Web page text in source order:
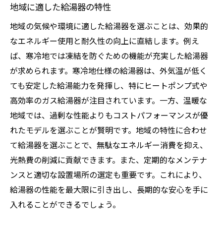
地域に適した給湯器の特性
地域の気候や環境に適した給湯器を選ぶことは、効果的
なエネルギー使用と耐久性の向上に直結します。例え
ば、寒冷地では凍結を防ぐための機能が充実した給湯器
が求められます。寒冷地仕様の給湯器は、外気温が低く
ても安定した給湯能力を発揮し、特にヒートポンプ式や
高効率のガス給湯器が注目されています。一方、温暖な
地域では、過剰な性能よりもコストパフォーマンスが優
れたモデルを選ぶことが賢明です。地域の特性に合わせ
て給湯器を選ぶことで、無駄なエネルギー消費を抑え、
光熱費の削減に貢献できます。また、定期的なメンテナ
ンスと適切な設置場所の選定も重要です。これにより、
給湯器の性能を最大限に引き出し、長期的な安心を手に
入れることができるでしょう。